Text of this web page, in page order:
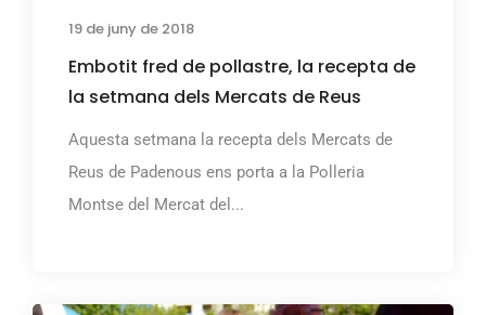
19 de juny de 2018
Embotit fred de pollastre, la recepta de
la setmana dels Mercats de Reus
Aquesta setmana la recepta dels Mercats de
Reus de Padenous ens porta a la Polleria
Montse del Mercat del...